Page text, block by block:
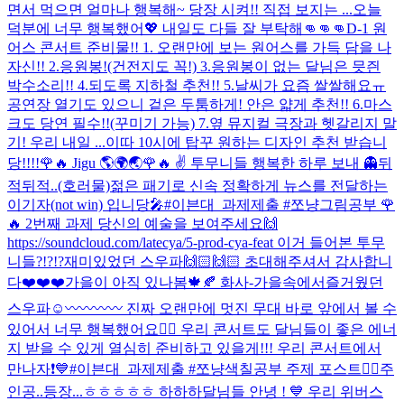
면서 먹으면 얼마나 행복해~ 당장 시켜!! 직접 보지는 ...오늘
덕분에 너무 행복했어💖 내일도 다들 잘 부탁해👊👊👊D-1 원
어스 콘서트 준비물!! 1. 오랜만에 보는 원어스를 가득 담을 나
자신!! 2.응원봉!(건전지도 꼭!) 3.응원봉이 없는 달님은 믓즨
박수소리!! 4.되도록 지하철 추천!! 5.날씨가 요즘 쌀쌀해요ㅠ
공연장 열기도 있으니 겉은 두툼하게! 안은 얇게 추천!! 6.마스
크도 당연 필수!!(꾸미기 가능) 7.옆 뮤지컬 극장과 헷갈리지 말
기! 우리 내일 ...이따 10시에 탑꾸 원하는 디자인 추천 받습니
당!!!!🌹🔥 Jigu 🌎🌍🌏🌹🔥 ✌️ 투무니들 행복한 하루 보내 👻뒤
적뒤적..(호러물)젊은 패기로 신속 정확하게 뉴스를 전달하는
이기자(not win) 입니당🎤#이븐대_과제제출 #쪼냥그림공부 🌹
🔥 2번째 과제 당신의 예술을 보여주세요🙌
https://soundcloud.com/latecya/5-prod-cya-feat 이거 들어본 투무
니들?!?!?재미있었던 스우파🙌🏻🙌🏻 초대해주셔서 감사합니
다❤️❤️❤️가을이 아직 있나봄🍁🍂 화사-가을속에서 즐거웠던
스우파☺️〰〰〰〰 진짜 오랜만에 멋진 무대 바로 앞에서 볼 수
있어서 너무 행복했어요👍🏻 우리 콘서트도 달님들이 좋은 에너
지 받을 수 있게 열심히 준비하고 있을게!!! 우리 콘서트에서
만나자❗️💙#이븐대_과제제출 #쪼냥색칠공부 주제 포스트🧍‍♀️주
인공..등장...ㅎㅎㅎㅎㅎ 하하하달님들 안녕 ! 💙 우리 위버스